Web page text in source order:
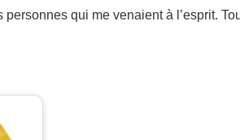
qui me venaient à l’esprit.